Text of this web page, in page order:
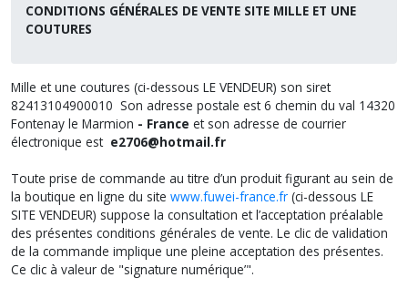
CONDITIONS GÉNÉRALES DE VENTE SITE MILLE ET UNE
COUTURES
Mille et une coutures (ci-dessous LE VENDEUR) son siret
82413104900010 Son adresse postale est 6 chemin du val 14320
Fontenay le Marmion - France et son adresse de courrier
électronique est e2706@hotmail.fr
Toute prise de commande au titre d’un produit figurant au sein de
la boutique en ligne du site www.fuwei-france.fr (ci-dessous LE
SITE VENDEUR) suppose la consultation et l’acceptation préalable
des présentes conditions générales de vente. Le clic de validation
de la commande implique une pleine acceptation des présentes.
Ce clic à valeur de "signature numérique’".